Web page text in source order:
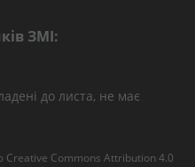
ЗМІ:
до листа, не має
Creative Commons Attribution 4.0